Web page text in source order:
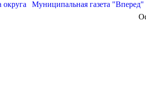
округа Муниципальная газета "Вперед"